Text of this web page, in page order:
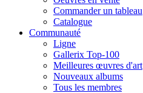
Commander un tableau
Catalogue
Communauté
Ligne
Gallerix Top-100
Meilleures œuvres d'art
Nouveaux albums
Tous les membres